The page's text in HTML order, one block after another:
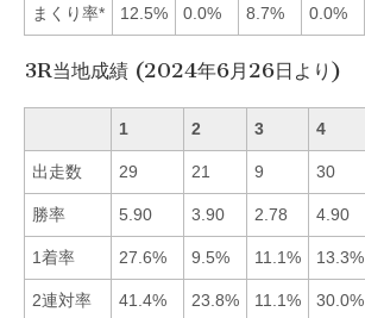
まくり率* 12.5% 0.0% 8.7% 0.0%
3R当地成績 (2024年6月26日より)
1 2 3 4
出走数 29 21 9 30
勝率 5.90 3.90 2.78 4.90
1着率 27.6% 9.5% 11.1% 13.3%
2連対率 41.4% 23.8% 11.1% 30.0%